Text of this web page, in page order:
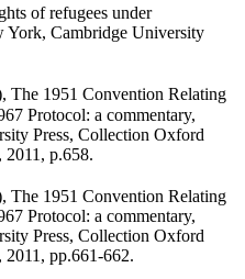
of refugees under
York, Cambridge University
1951 Convention Relating
Protocol: a commentary,
Press, Collection Oxford
2011, p.658.
1951 Convention Relating
Protocol: a commentary,
Press, Collection Oxford
2011, pp.661-662.